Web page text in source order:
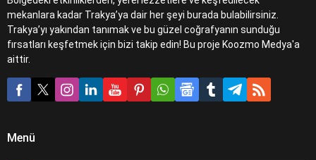
mekanlara kadar Trakya’ya dair her şeyi burada bulabilirsiniz.
Trakya’yı yakından tanımak ve bu güzel coğrafyanın sunduğu
fırsatları keşfetmek için bizi takip edin! Bu proje Koozmo Medya'a
aittir.
Menü